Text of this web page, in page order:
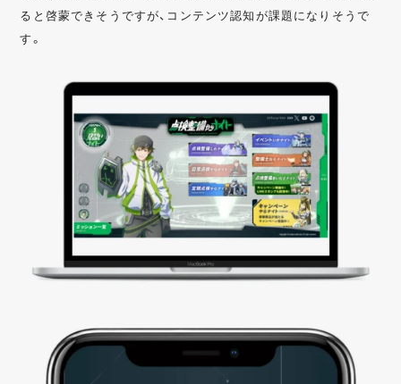
ると啓蒙できそうですが、コンテンツ認知が課題になりそうで
す。